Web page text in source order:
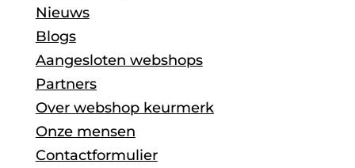
Nieuws
Blogs
Aangesloten webshops
Partners
Over webshop keurmerk
Onze mensen
Contactformulier